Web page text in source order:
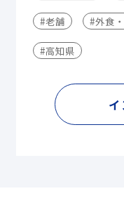
#老舗 #外食
#高知県